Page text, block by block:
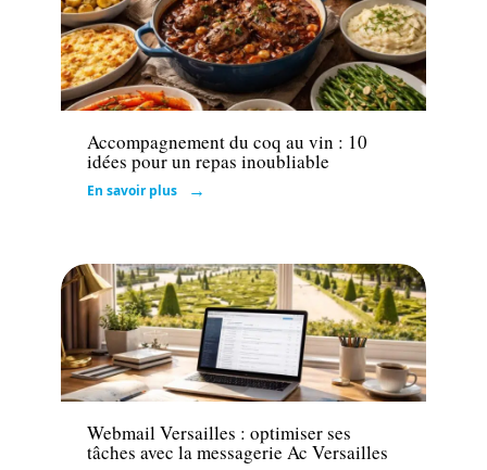
Actu
Accompagnement du coq au vin : 10
idées pour un repas inoubliable
En savoir plus
Actu
Webmail Versailles : optimiser ses
tâches avec la messagerie Ac Versailles